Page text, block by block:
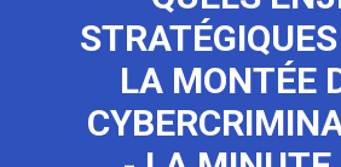
LA MONTÉE